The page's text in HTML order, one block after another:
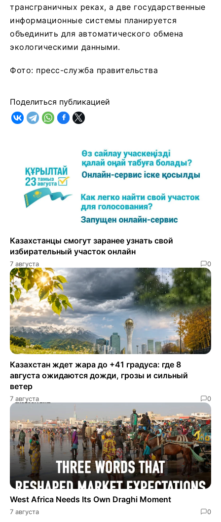
трансграничных реках, а две государственные
информационные системы планируется
объединить для автоматического обмена
экологическими данными.
Фото: пресс-служба правительства
Поделиться публикацией
Казахстанцы смогут заранее узнать свой
избирательный участок онлайн
7 августа 0
Казахстан ждет жара до +41 градуса: где 8
августа ожидаются дожди, грозы и сильный
ветер
7 августа 0
West Africa Needs Its Own Draghi Moment
7 августа 0